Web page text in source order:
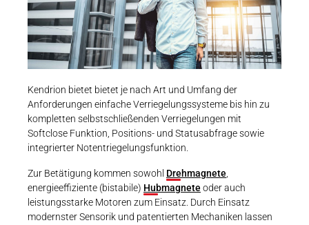
Kendrion bietet bietet je nach Art und Umfang der
Anforderungen einfache Verriegelungssysteme bis hin zu
kompletten selbstschließenden Verriegelungen mit
Softclose Funktion, Positions- und Statusabfrage sowie
integrierter Notentriegelungsfunktion.
Zur Betätigung kommen sowohl Drehmagnete,
energieeffiziente (bistabile) Hubmagnete oder auch
leistungsstarke Motoren zum Einsatz. Durch Einsatz
modernster Sensorik und patentierten Mechaniken lassen